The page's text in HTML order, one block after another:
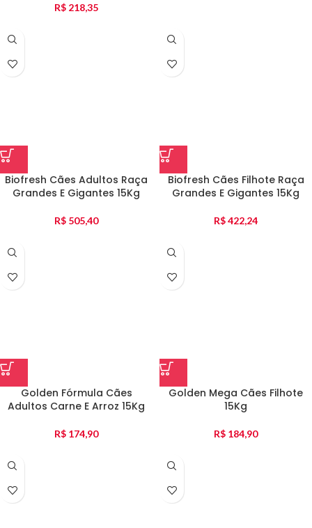
R$ 218,35
Biofresh Cães Adultos Raça
Grandes E Gigantes 15Kg
R$ 505,40
Biofresh Cães Filhote Raça
Grandes E Gigantes 15Kg
R$422,24
Golden Fórmula Cães
Adultos Carne E Arroz 15Kg
R$ 174,90
Golden Mega Cães Filhote
15Kg
R$ 184,90